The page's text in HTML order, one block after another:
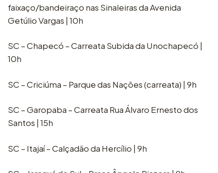
faixaço/bandeiraço nas Sinaleiras da Avenida
Getúlio Vargas | 10h
SC – Chapecó – Carreata Subida da Unochapecó |
10h
SC – Criciúma – Parque das Nações (carreata) | 9h
SC – Garopaba – Carreata Rua Álvaro Ernesto dos
Santos | 15h
SC – Itajaí – Calçadão da Hercílio | 9h